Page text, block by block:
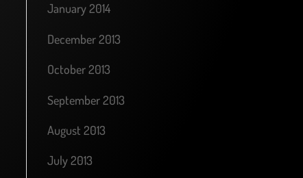
January 2014
December 2013
October 2013
September 2013
August 2013
July 2013